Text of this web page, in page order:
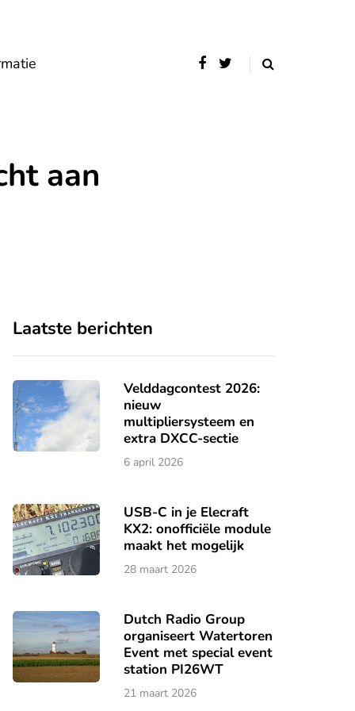
aan
Laatste berichten
Velddagcontest 2026:
nieuw
multipliersysteem en
extra DXCC-sectie
6 april 2026
USB-C in je Elecraft
KX2: onofficiële module
maakt het mogelijk
28 maart 2026
Dutch Radio Group
organiseert Watertoren
Event met special event
station PI26WT
21 maart 2026